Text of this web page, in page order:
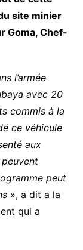
site minier
Goma, Chef-
l’armée
avec 20
commis à la
ce véhicule
aux
peut
», a dit a la
qui a